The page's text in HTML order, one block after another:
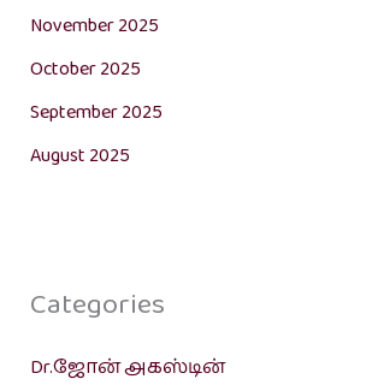
November 2025
October 2025
September 2025
August 2025
Categories
Dr.ஜோன் அகஸ்டின்